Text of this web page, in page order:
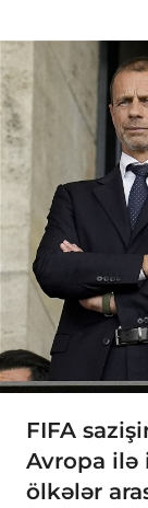
FIFA
Avropa ilə
ölkələr